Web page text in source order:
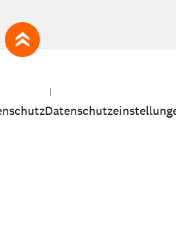
zum Seitenanfang